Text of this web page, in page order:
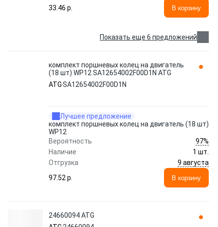
33.46 p.
В корзину
Показать еще 6 предложений
комплект поршневых колец на двигатель
(18 шт) WP12 SA12654002F00D1N ATG
ATGSA12654002F00D1N
Лучшее предложение
комплект поршневых колец на двигатель (18 шт)
WP12
Вероятность
97%
Наличие
1 шт.
Отгрузка
9 августа
97.52 p.
В корзину
24660094 ATG